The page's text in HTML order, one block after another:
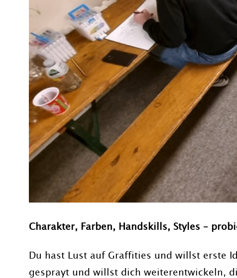
Charakter, Farben, Handskills, Styles –
Du hast Lust auf Graffities und willst erste
gesprayt und willst dich weiterentwickeln,